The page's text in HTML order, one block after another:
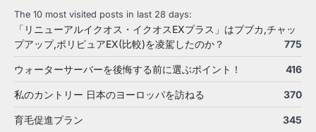
The 10 most visited posts in last 28 days:
「リニューアルイクオス・イクオスEXプラス」はブブカ,チャッ
プアップ,ポリピュアEX(比較)を凌駕したのか？
775
ウォーターサーバーを後悔する前に選ぶポイント！ 416
私のカントリー 日本のヨーロッパを訪ねる 370
育毛促進プラン 345